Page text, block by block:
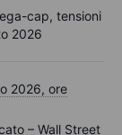
cap, tensioni
2026
2026, ore
– Wall Street